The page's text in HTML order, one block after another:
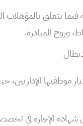
يتعلق بالمؤهلات
وروح المبادرة.
موظفيها الإداريين،
الإجازة في